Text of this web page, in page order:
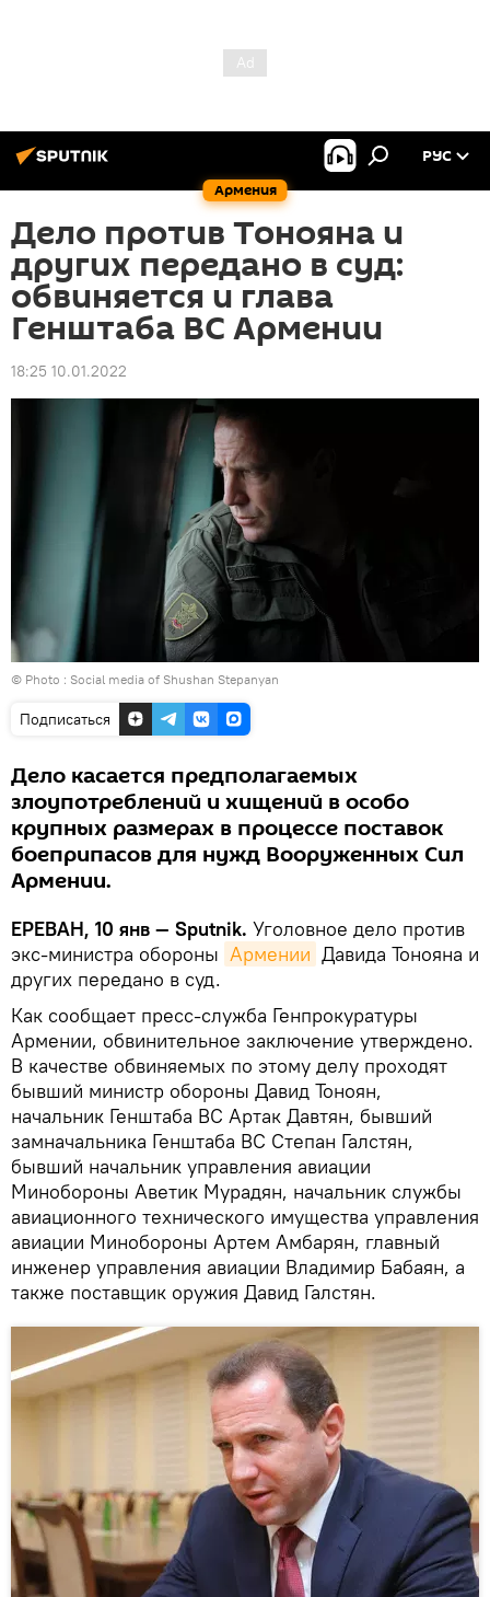
Армения
РУС
Дело против Тонояна и
других передано в суд:
обвиняется и глава
Генштаба ВС Армении
18:25 10.01.2022
© Photo : Social media of Shushan Stepanyan
Подписаться
Дело касается предполагаемых
злоупотреблений и хищений в особо
крупных размерах в процессе поставок
боеприпасов для нужд Вооруженных Сил
Армении.
ЕРЕВАН, 10 янв — Sputnik. Уголовное дело против
экс-министра обороны Армении Давида Тонояна и
других передано в суд.
Как сообщает пресс-служба Генпрокуратуры
Армении, обвинительное заключение утверждено.
В качестве обвиняемых по этому делу проходят
бывший министр обороны Давид Тоноян,
начальник Генштаба ВС Артак Давтян, бывший
замначальника Генштаба ВС Степан Галстян,
бывший начальник управления авиации
Минобороны Аветик Мурадян, начальник службы
авиационного технического имущества управления
авиации Минобороны Артем Амбарян, главный
инженер управления авиации Владимир Бабаян, а
также поставщик оружия Давид Галстян.